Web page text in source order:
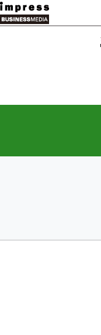
メ
イ
テ
に